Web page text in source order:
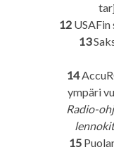
12USAFin
13
14
ympäri
Radio-
15